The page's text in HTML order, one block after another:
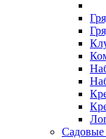
Садовые